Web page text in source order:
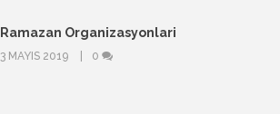
Ramazan Organizasyonlari
3 MAYIS 2019 0